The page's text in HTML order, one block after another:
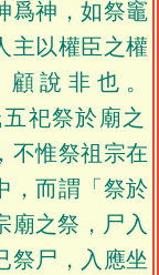
爲神，如祭竈
主以權臣之權
說非也。
祀祭於廟之
不惟祭祖宗在
，而謂「祭於
廟之祭，尸入
祭尸，入應坐